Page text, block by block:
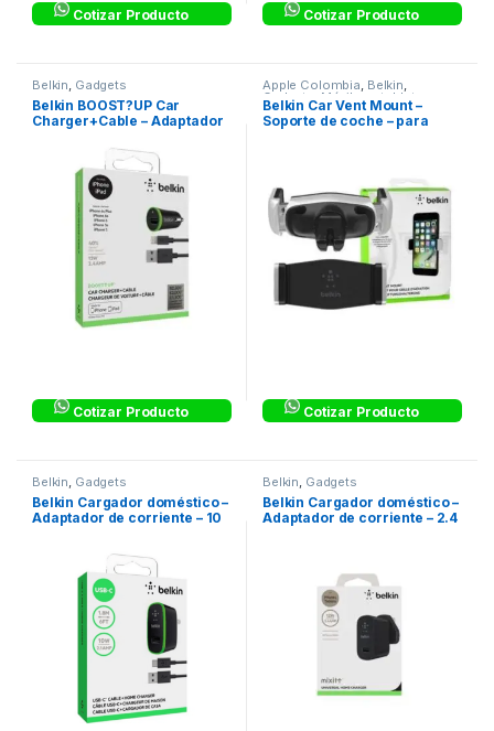
Cotizar Producto Cotizar Producto
Belkin, Gadgets
Belkin BOOST?UP Car
Charger+Cable – Adaptador
Cotizar Producto
Apple Colombia, Belkin,
Gadgets, Móviles y tabletas
Belkin Car Vent Mount –
Soporte de coche – para
Cotizar Producto
Belkin, Gadgets
Belkin Cargador doméstico –
Adaptador de corriente – 10
Belkin, Gadgets
Belkin Cargador doméstico –
Adaptador de corriente – 2.4